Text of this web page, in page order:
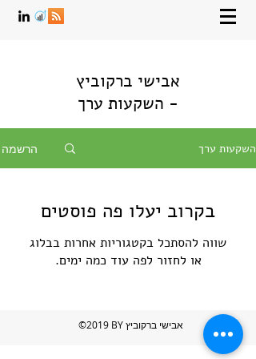
אבישי ברקוביץ
- השקעות ערך
השקעות ערך הרשמה
בקרוב יעלו פה פוסטים
שווה להסתכל בקטגוריות אחרות בבלוג
או לחזור לפה עוד כמה ימים.
©2019 BY אבישי ברקוביץ